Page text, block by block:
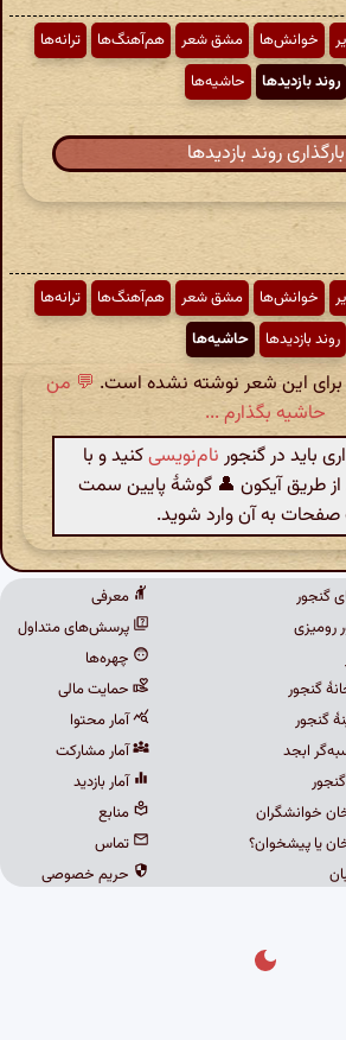
خوانش‌ها مشق شعر هم‌آهنگ‌ها
ترانه‌ها
روند بازدیدها
حاشیه‌ها
بارگذاری روند بازدیدها
خوانش‌ها مشق شعر هم‌آهنگ‌ها
ترانه‌ها
روند بازدیدها
حاشیه‌ها
برای این شعر نوشته نشده است. 💬 من
حاشیه بگذارم ...
باید در گنجور نام‌نویسیکنید و با
از طریق آیکون 👤 گوشهٔ پایین سمت
به آن وارد شوید.
گنجور
رومیزی
گنجور
گنجور
ابجد
خوانشگران
یا پیشخوان؟
معرفی
پرسش‌های متداول
چهره‌ها
حمایت مالی
آمار محتوا
آمار مشارکت
آمار بازدید
منابع
تماس
حریم خصوصی